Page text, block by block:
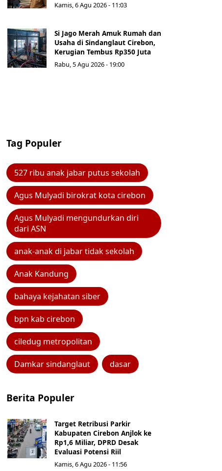
Kamis, 6 Agu 2026 - 11:03
Si Jago Merah Amuk Rumah dan
Usaha di Sindanglaut Cirebon,
Kerugian Tembus Rp350 Juta
Rabu, 5 Agu 2026 - 19:00
Tag Populer
527 ribu anak jabar putus sekolah
Agus Mulyadi birokrat kota cirebon
Agus Mulyadi mengundurkan diri
dari ASN
anak-anak di jabar tidak sekolah
Anak Kandung
bahaya kejahatan siber
bpn kab cirebon
ciledug metropolitan
Damkar sindanglaut dasar
Berita Populer
Target Retribusi Parkir
Kabupaten Cirebon Anjlok ke
Rp1,6 Miliar, DPRD Desak
Evaluasi Potensi Riil
Kamis, 6 Agu 2026 - 11:56